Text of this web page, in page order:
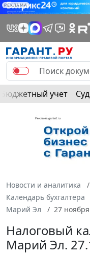
РЕКЛАМА
Бюджетный учет
Новости и аналитика
Календарь бухгалтера
Марий Эл
27
Налоговый
Марий Эл.